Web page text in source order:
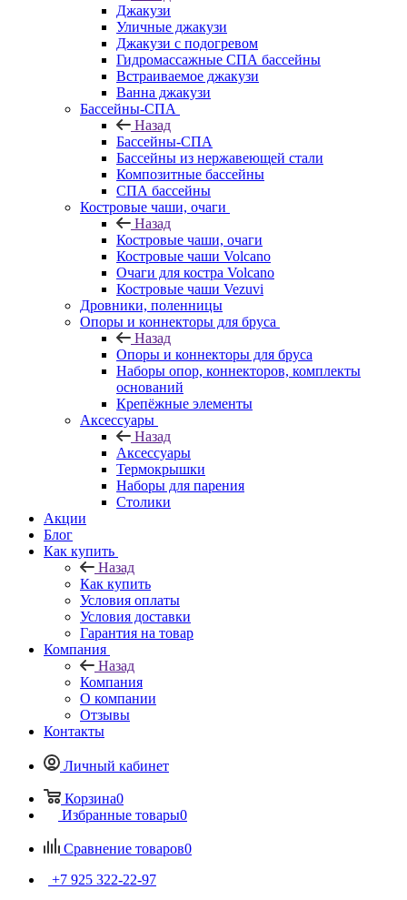
Джакузи
Уличные джакузи
Джакузи с подогревом
Гидромассажные СПА бассейны
Встраиваемое джакузи
Ванна джакузи
Бассейны-СПА
Назад
Бассейны-СПА
Бассейны из нержавеющей стали
Композитные бассейны
СПА бассейны
Костровые чаши, очаги
Назад
Костровые чаши, очаги
Костровые чаши Volcano
Очаги для костра Volcano
Костровые чаши Vezuvi
Дровники, поленницы
Опоры и коннекторы для бруса
Назад
Опоры и коннекторы для бруса
Наборы опор, коннекторов, комплекты
оснований
Крепёжные элементы
Аксессуары
Назад
Аксессуары
Термокрышки
Наборы для парения
Столики
Акции
Блог
Как купить
Назад
Как купить
Условия оплаты
Условия доставки
Гарантия на товар
Компания
Назад
Компания
О компании
Отзывы
Контакты
Личный кабинет
Корзина0
Избранные товары0
Сравнение товаров0
+7 925 322-22-97